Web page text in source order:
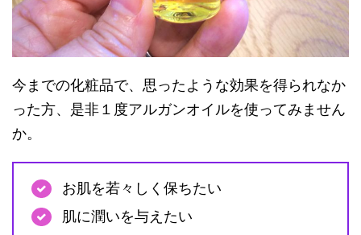
今までの化粧品で、思ったような効果を得られなか
った方、是非１度アルガンオイルを使ってみません
か。
お肌を若々しく保ちたい
肌に潤いを与えたい